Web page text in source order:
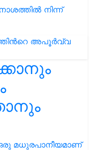
നിന്ന്
മധുരപാനീയമാണ്